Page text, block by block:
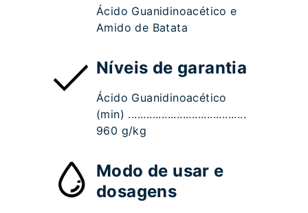
Ácido Guanidinoacético e
Amido de Batata
Níveis de garantia
Ácido Guanidinoacético
(min) .......................................
960 g/kg
Modo de usar e
dosagens